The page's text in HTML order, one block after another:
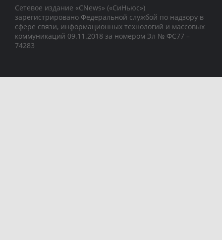
Сетевое издание «CNews» («СиНьюс»)
зарегистрировано Федеральной службой по надзору в
сфере связи, информационных технологий и массовых
коммуникаций 09.11.2018 за номером Эл № ФС77 –
74283